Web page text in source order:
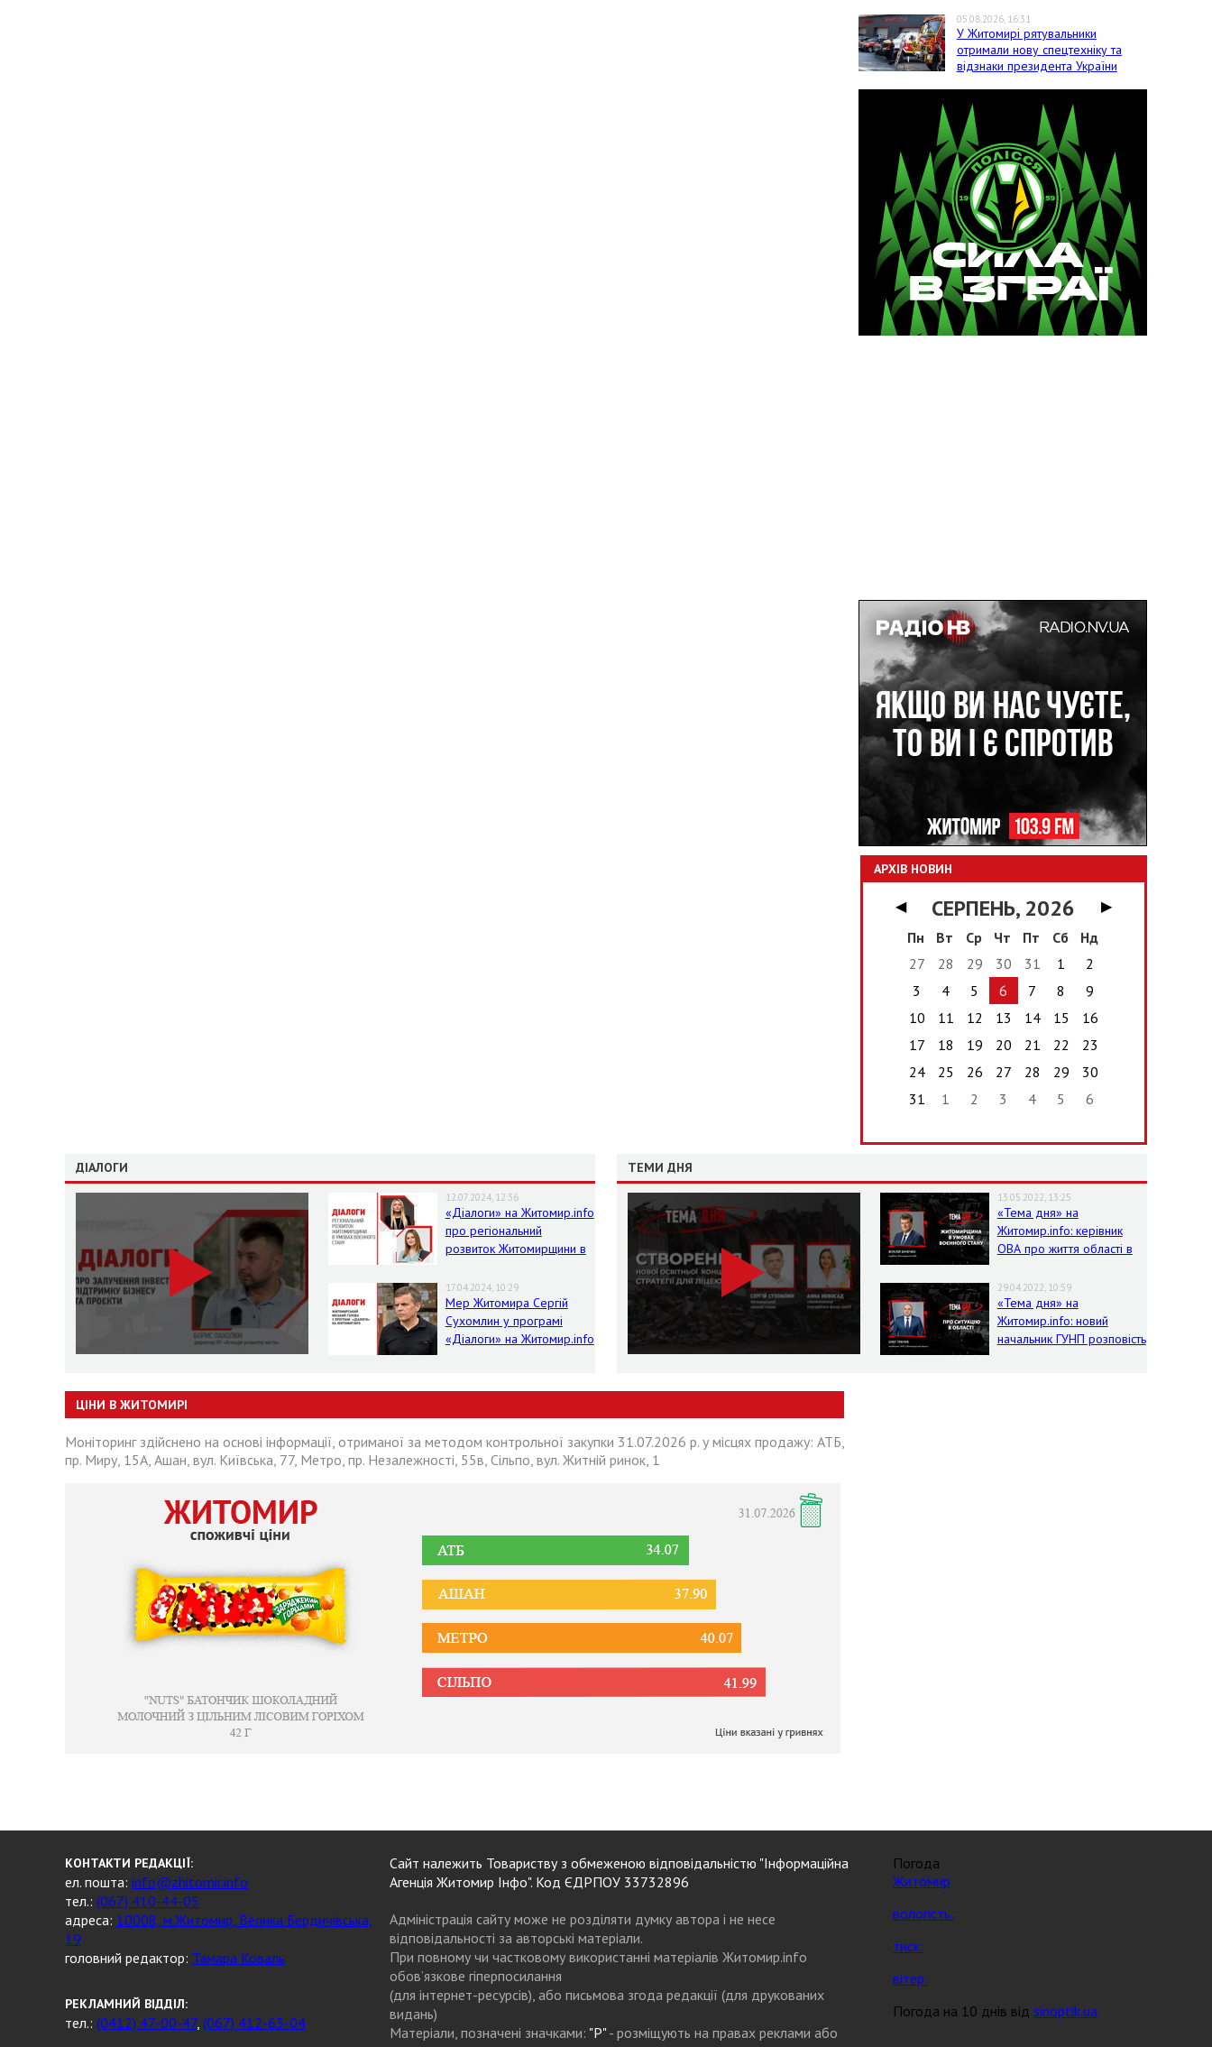
05.08.2026, 16:31
У Житомирі рятувальники
отримали нову спецтехніку та
відзнаки президента України
АРХІВ НОВИН
◀ СЕРПЕНЬ, 2026
▶
Пн
Вт Ср Чт Пт Сб
Нд
27
28 29 30 31 1
2
3
4 5 6 7 8
9
10
11 12 13 14 15
16
17
18 19 20 21 22
23
24
25 26 27 28 29
30
31
1 2 3 4 5 6
ДІАЛОГИ
12.07.2024, 12:36
«Діалоги» на Житомир.info
про регіональний
розвиток Житомирщини в
17.04.2024, 10:29
Мер Житомира Сергій
Сухомлин у програмі
«Діалоги» на Житомир.info
ТЕМИ ДНЯ
13.05.2022, 13:25
«Тема дня» на
Житомир.info: керівник
ОВА про життя області в
29.04.2022, 10:59
«Тема дня» на
Житомир.info: новий
начальник ГУНП розповість
ЦІНИ В ЖИТОМИРІ
Моніторинг здійснено на основі інформації, отриманої за методом контрольної закупки 31.07.2026 р. у місцях продажу: АТБ,
пр. Миру, 15А, Ашан, вул. Київська, 77, Метро, пр. Незалежності, 55в, Сільпо, вул. Житній ринок, 1
КОНТАКТИ РЕДАКЦІЇ:
ел. пошта: info@zhitomir.info
тел.: (067) 410-44-05
адреса: 10008, м.Житомир, Велика Бердичівська,
19
головний редактор: Тамара Коваль
РЕКЛАМНИЙ ВІДДІЛ:
тел.: (0412) 47-00-47, (067) 412-63-04
Сайт належить Товариству з обмеженою відповідальністю "Інформаційна
Агенція Житомир Інфо". Код ЄДРПОУ 33732896
Адміністрація сайту може не розділяти думку автора і не несе
відповідальності за авторські матеріали.
При повному чи частковому використанні матеріалів Житомир.info
обов’язкове гіперпосилання
(для інтернет-ресурсів), або письмова згода редакції (для друкованих
видань)
Матеріали, позначені значками: "Р"- розміщують на правах реклами або
Погода
Житомир
вологість:
тиск:
вітер:
Погода на 10 днів від sinoptik.ua